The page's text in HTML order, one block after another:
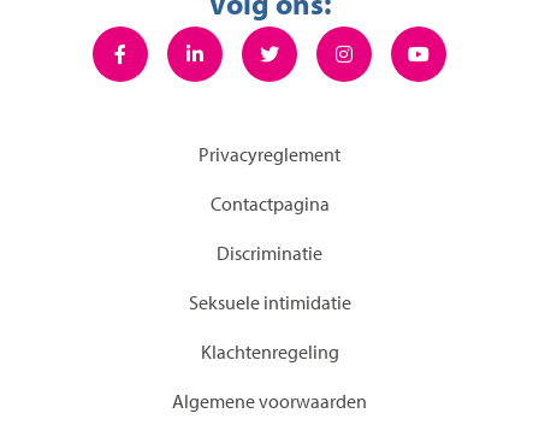
Privacyreglement
Contactpagina
Discriminatie
Seksuele intimidatie
KIachtenregeling
Algemene voorwaarden